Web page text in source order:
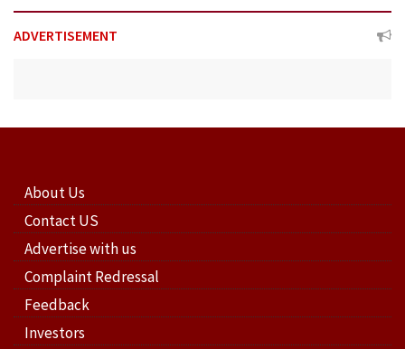
ADVERTISEMENT
About Us
Contact US
Advertise with us
Complaint Redressal
Feedback
Investors